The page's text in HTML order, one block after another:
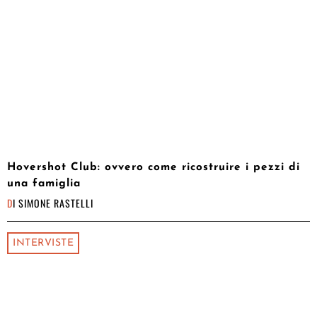
Hovershot Club: ovvero come ricostruire i pezzi di
una famiglia
DI SIMONE RASTELLI
INTERVISTE